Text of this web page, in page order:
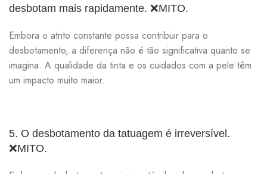
desbotam mais rapidamente. ❌MITO.
Embora o atrito constante possa contribuir para o
desbotamento, a diferença não é tão significativa quanto se
imagina. A qualidade da tinta e os cuidados com a pele têm
um impacto muito maior.
5. O desbotamento da tatuagem é irreversível.
❌MITO.